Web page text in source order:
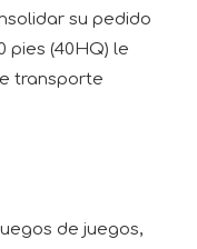
su pedido
pies (40HQ) le
transporte
de juegos,